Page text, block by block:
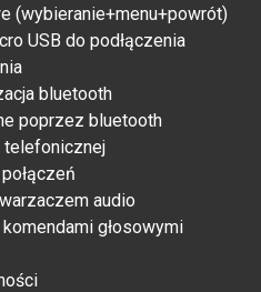
(wybieranie+menu+powrót)
USB do podłączenia
bluetooth
poprzez bluetooth
telefonicznej
audio
głosowymi